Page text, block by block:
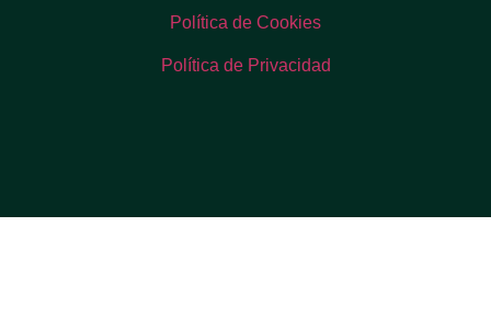
Política de Cookies
Política de Privacidad